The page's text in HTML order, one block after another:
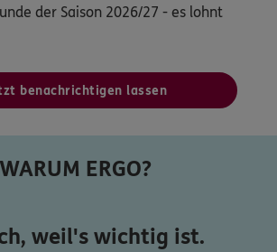
der Saison 2026/27 - es lohnt
benachrichtigen lassen
WARUM ERGO?
weil's wichtig ist.